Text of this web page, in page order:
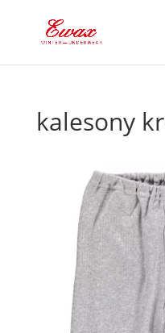
kalesony